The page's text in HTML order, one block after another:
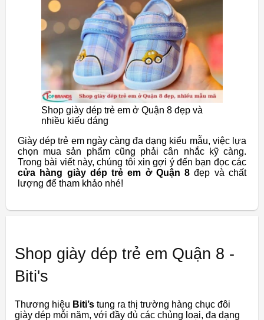
Shop giày dép trẻ em ở Quận 8 đẹp và
nhiều kiếu dáng
Giày dép trẻ em ngày càng đa dạng kiểu mẫu, việc lựa
chọn mua sản phẩm cũng phải cân nhắc kỹ càng.
Trong bài viết này, chúng tôi xin gợi ý đến bạn đọc các
cửa hàng giày dép trẻ em ở Quận 8 đẹp và chất
lượng để tham khảo nhé!
Shop giày dép trẻ em Quận 8 -
Biti's
Thương hiệu Biti’s tung ra thị trường hàng chục đôi
giày dép mỗi năm, với đầy đủ các chủng loại, đa dạng